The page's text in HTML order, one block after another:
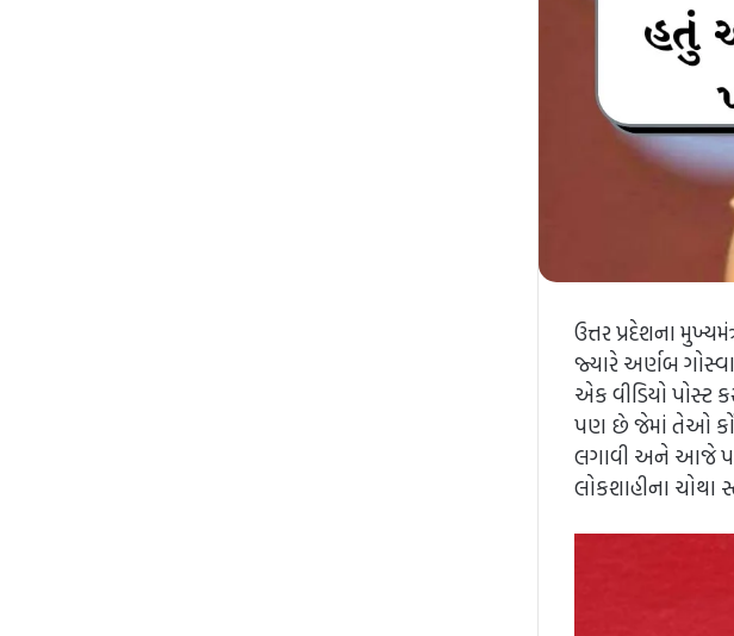
ઉત્તર પ્રદેશના
જ્યારે અર્ણબ
એક વીડિયો પોસ્ટ
પણ છે જેમાં તેઓ
લગાવી અને આજે પણ
લોકશાહીના ચોથા